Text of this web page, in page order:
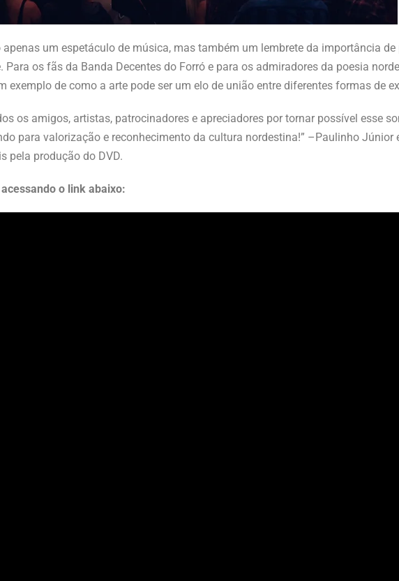
um espetáculo de música, mas também um lembrete da importância de
os fãs da Banda Decentes do Forró e para os admiradores da poesia
exemplo de como a arte pode ser um elo de união entre diferentes formas de
os amigos, artistas, patrocinadores e apreciadores por tornar possível esse
para valorização e reconhecimento da cultura nordestina!” –Paulinho Júnior
pela produção do DVD.
o link abaixo: